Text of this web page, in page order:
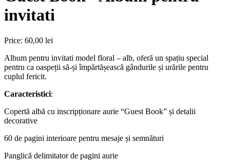
invitati
Price: 60,00 lei
Album pentru invitati model floral – alb, oferă un spațiu special
pentru ca oaspeții să-și împărtășească gândurile și urările pentru
cuplul fericit.
Caracteristici:
Copertă albă cu inscripționare aurie “Guest Book” și detalii
decorative
60 de pagini interioare pentru mesaje și semnături
Panglică delimitator de pagini aurie